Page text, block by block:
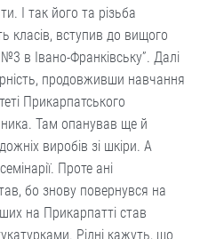
І так його та різьба
класів, вступив до вищого
в Івано-Франківську”. Далі
продовживши навчання
Прикарпатського
Там опанував ще й
виробів зі шкіри. А
Проте ані
бо знову повернувся на
на Прикарпатті став
Рідні кажуть, що